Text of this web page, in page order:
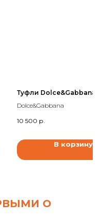
Туфли Dolce&Gabbana
Dolce&Gabbana
10 500 р.
В корзину
О